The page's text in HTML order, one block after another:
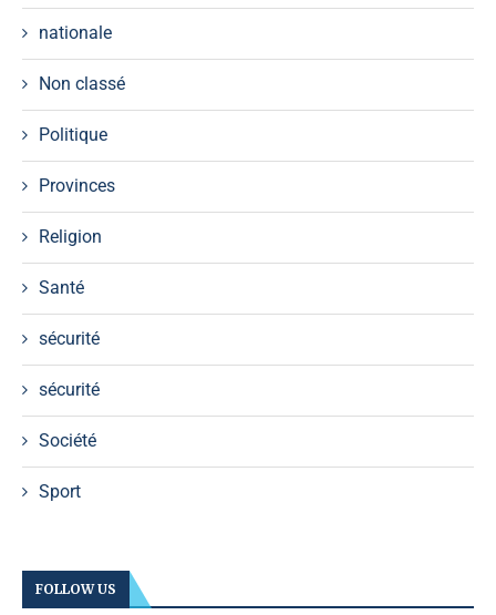
nationale
Non classé
Politique
Provinces
Religion
Santé
sécurité
sécurité
Société
Sport
FOLLOW US